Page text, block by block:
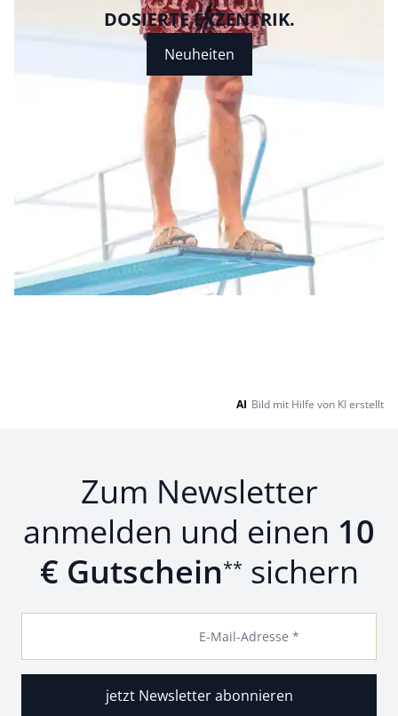
Bildverlinkung
DOSIERTE EXZENTRIK.
Neuheiten
AI Bild mit Hilfe von KI erstellt
Zum Newsletter
anmelden und einen 10
€ Gutschein** sichern
E-Mail-Adresse *
jetzt Newsletter abonnieren